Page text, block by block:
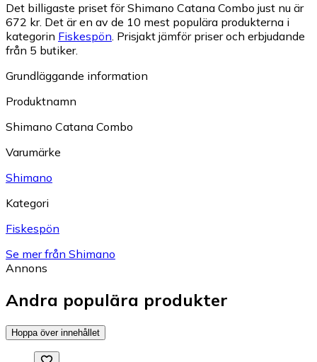
Det billigaste priset för Shimano Catana Combo just nu är
672 kr. Det är en av de 10 mest populära produkterna i
kategorin Fiskespön. Prisjakt jämför priser och erbjudande
från 5 butiker.
Grundläggande information
Produktnamn
Shimano Catana Combo
Varumärke
Shimano
Kategori
Fiskespön
Se mer från Shimano
Annons
Andra populära produkter
Hoppa över innehållet